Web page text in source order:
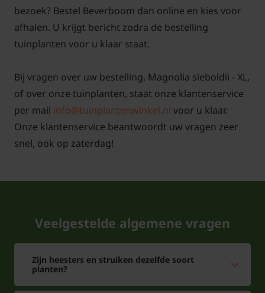
bezoek? Bestel Beverboom dan online en kies voor
afhalen. U krijgt bericht zodra de bestelling
tuinplanten voor u klaar staat.
Bij vragen over uw bestelling, Magnolia sieboldii - XL,
of over onze tuinplanten, staat onze klantenservice
per mail info@tuinplantenwinkel.nl voor u klaar.
Onze klantenservice beantwoordt uw vragen zeer
snel, ook op zaterdag!
Veelgestelde algemene vragen
Zijn heesters en struiken dezelfde soort
planten?